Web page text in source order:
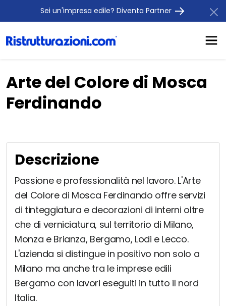
Sei un'impresa edile? Diventa Partner
Arte del Colore di Mosca
Ferdinando
Descrizione
Passione e professionalità nel lavoro. L'Arte
del Colore di Mosca Ferdinando offre servizi
di tinteggiatura e decorazioni di interni oltre
che di verniciatura, sul territorio di Milano,
Monza e Brianza, Bergamo, Lodi e Lecco.
L'azienda si distingue in positivo non solo a
Milano ma anche tra le imprese edili
Bergamo con lavori eseguiti in tutto il nord
Italia.